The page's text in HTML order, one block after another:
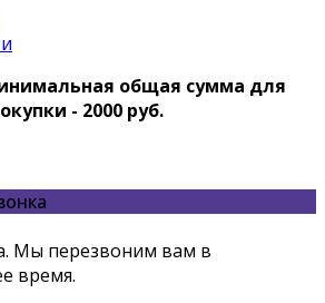
общая сумма для
- 2000 руб.
Мы перезвоним вам в
время.